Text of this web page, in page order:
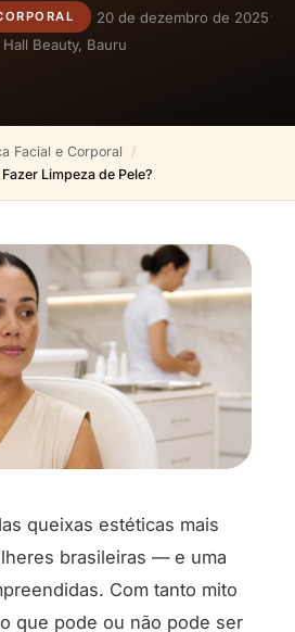
·20 de dezembro de 2025·
Hall Beauty, Bauru
Facial e Corporal
Limpeza de Pele?
queixas estéticas mais
brasileiras — e uma
Com tanto mito
que pode ou não pode ser